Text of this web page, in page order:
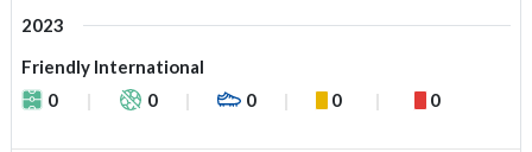
2023
Friendly International
0
0 0 0 0